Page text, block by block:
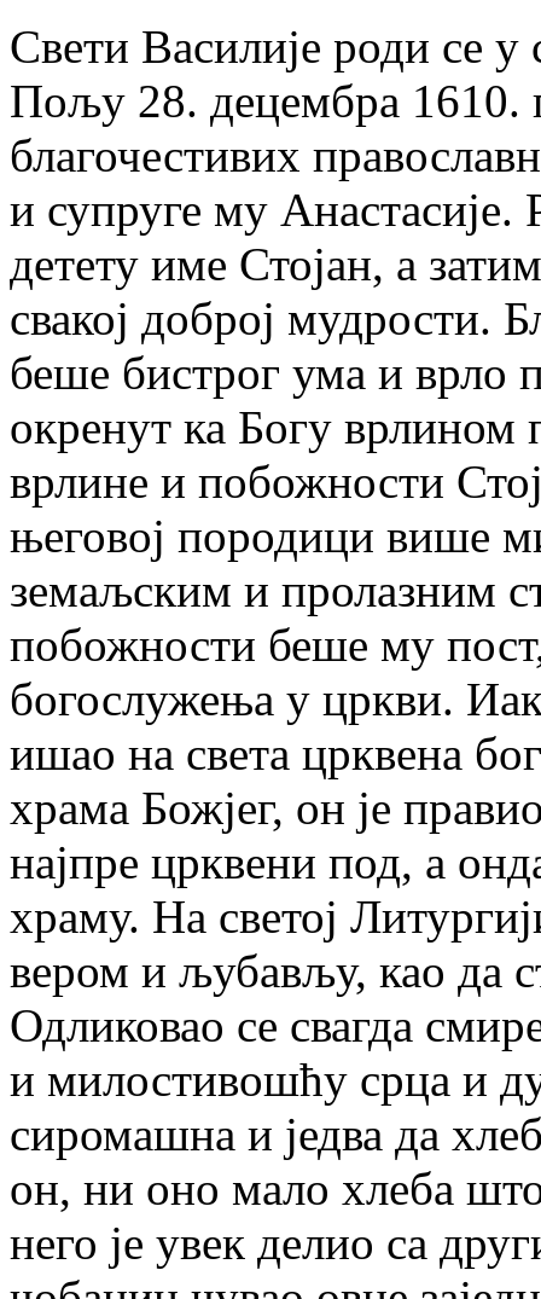
Свети Василије роди се
Пољу 28. децембра 1610.
благочестивих
и супруге му
детету име Стојан, а
свакој доброј мудрости.
беше бистрог ума и врло
окренут ка Богу
врлине и побожности
његовој породици више
земаљским и пролазним
побожности беше му
богослужења у цркви.
ишао на света црквена
храма Божјег, он је
најпре црквени под, а
храму. На светој
вером и љубављу, као да
Одликовао се свагда
и милостивошћу срца и
сиромашна и једва да
он, ни оно мало хлеба што
него је увек делио са